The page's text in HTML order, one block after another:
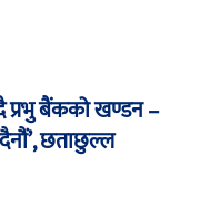
प्रभु बैंकको खण्डन –
छताछुल्ल